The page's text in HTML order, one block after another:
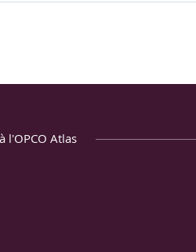
l'OPCO Atlas